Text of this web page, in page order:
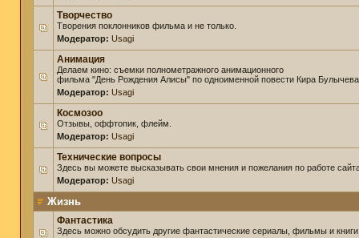
Творчество
Творения поклонников фильма и не только.
Модератор: Usagi
Анимация
Делаем кино: съемки полнометражного анимационного
фильма "День Рождения Алисы" по одноименной повести Кира
Модератор: Usagi
Космозоо
Отзывы, оффтопик, флейм.
Модератор: Usagi
Технические вопросы
Здесь вы можете высказывать свои мнения и пожелания по работе
Модератор: Usagi
Жизнь
Фантастика
Здесь можно обсудить другие фантастические сериалы, фильмы и